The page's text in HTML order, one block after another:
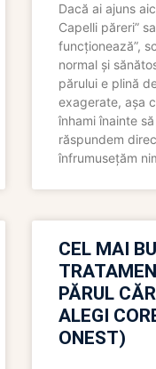
Dacă ai ajuns
Capelli păreri”
funcționează”,
normal și
părului e plină
exagerate, așa
înhami înainte
răspundem
înfrumusețăm
CEL MAI
PĂRUL
ALEGI
ONEST)